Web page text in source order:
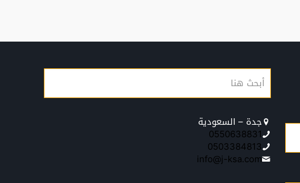
جدة – السعودية
0550638831
0503384813
info@j-ksa.com